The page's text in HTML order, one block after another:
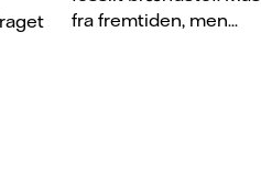
fra fremtiden, men...